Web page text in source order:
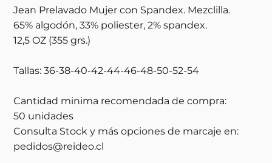
Jean Prelavado Mujer con Spandex. Mezclilla.
65% algodón, 33% poliester, 2% spandex.
12,5 OZ (355 grs.)
Tallas: 36-38-40-42-44-46-48-50-52-54
Cantidad minima recomendada de compra:
50 unidades
Consulta Stock y más opciones de marcaje en:
pedidos@reideo.cl